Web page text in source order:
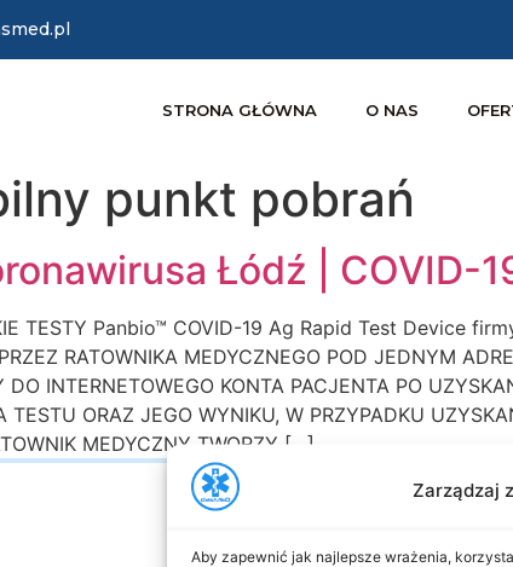
Zarządzaj
Aby zapewnić jak najlepsze wrażenia,
STRONA GŁÓWNA O NAS
punkt pobrań
Łódź | COVID-
TESTY Panbio™ COVID-19 Ag Rapid Test Device
RATOWNIKA MEDYCZNEGO POD JEDNYM
DO INTERNETOWEGO KONTA PACJENTA PO
TESTU ORAZ JEGO WYNIKU, W PRZYPADKU
MEDYCZNY TWORZY […]